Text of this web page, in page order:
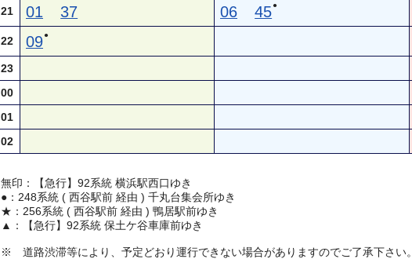
21 01 37 06 45●
22 09●
23
00
01
02
無印：【急行】92系統 横浜駅西口ゆき
●：248系統 ( 西谷駅前 経由 ) 千丸台集会所ゆき
★：256系統 ( 西谷駅前 経由 ) 鴨居駅前ゆき
▲：【急行】92系統 保土ケ谷車庫前ゆき
※ 道路渋滞等により、予定どおり運行できない場合がありますのでご了承下さい。